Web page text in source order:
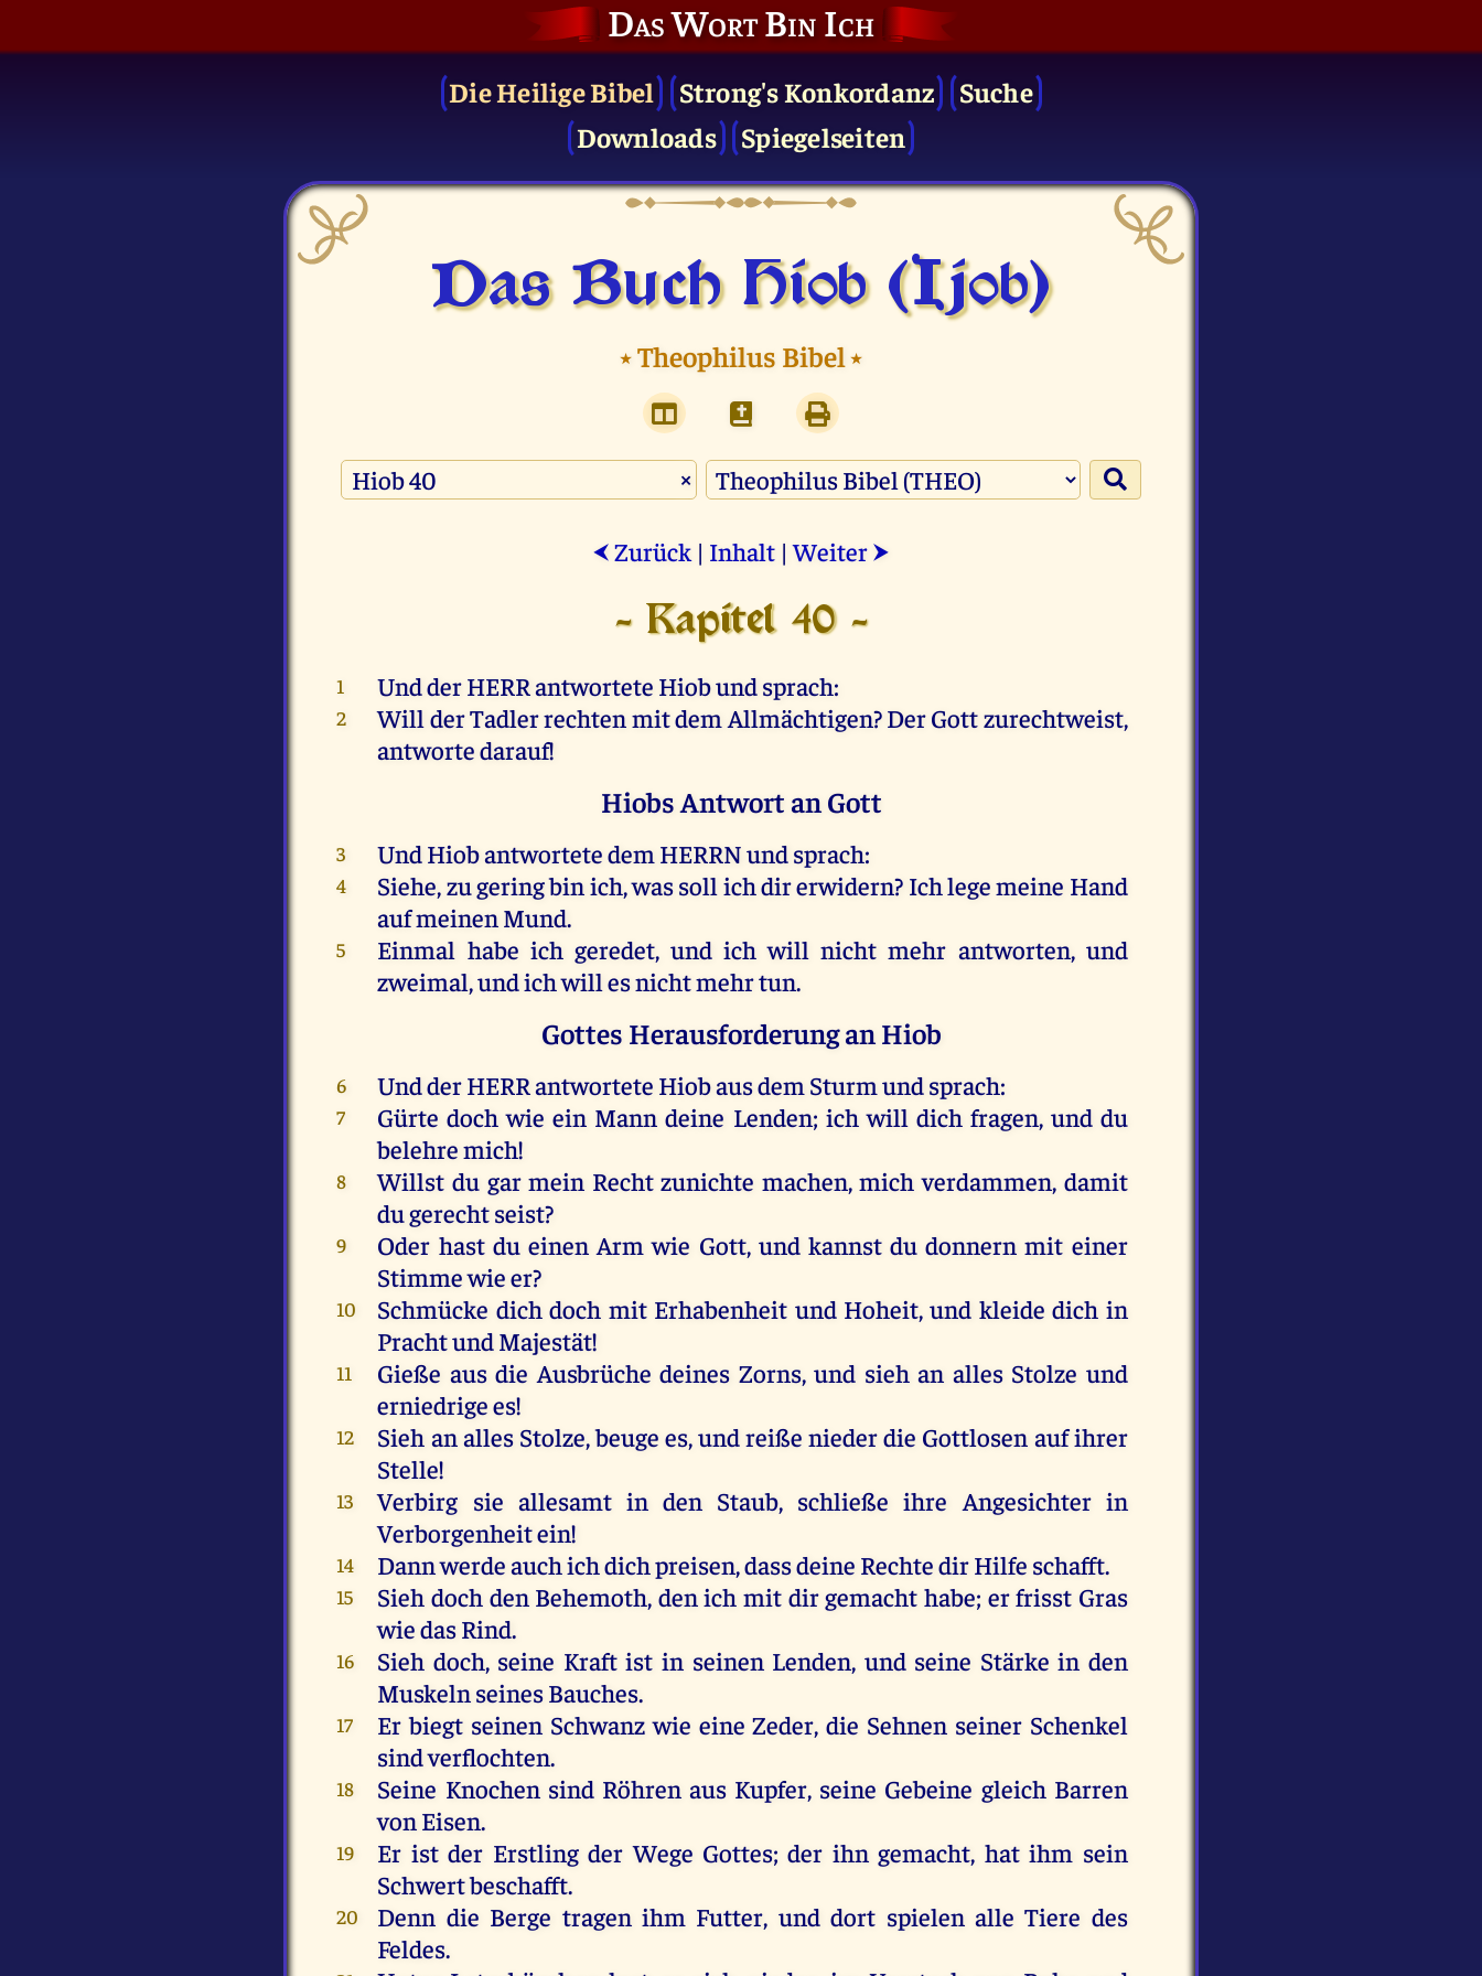
Das Wort Bin Ich
Die Heilige Bibel Strong's Konkordanz
Suche
Downloads
Spiegelseiten
Das Buch Hiob (Ijob)
⭑Theophilus Bibel⭑
×
⮜ Zurück | Inhalt |Weiter ⮞
- Kapitel 40 -
1 UndderHERRantwortete Hiobund sprach:
2 Will derTadlerrechten mitdem Allmächtigen?DerGottzurechtweist,
antwortedarauf!
Hiobs Antwort an Gott
3 Und Hiobantwortetedem HERRNund sprach:
4 Siehe,zu geringbin ich,wassoll ichdirerwidern? Ichlegemeine Hand
aufmeinen Mund.
5 Einmal habe ich geredet, und ich will nicht mehr antworten, und
zweimal,undichwill esnichtmehrtun.
Gottes Herausforderung an Hiob
6 UndderHERRantwortete Hiobausdem Sturm und sprach:
7 Gürte doch wie ein Mann deine Lenden; ich will dich fragen, und du
belehremich!
8 Willst du gar mein Recht zunichte machen,mich verdammen, damit
du gerechtseist?
9 Oder hast du einen Arm wie Gott, und kannst du donnern mit einer
Stimmewieer?
10 Schmücke dich doch mitErhabenheit und Hoheit,und kleide dich in
Prachtund Majestät!
11 Gieße aus die Ausbrüchedeines Zorns,und sieh an alles Stolze und
erniedrigees!
12 Sieh an alles Stolze, beuge es,und reiße niederdie Gottlosen aufihrer
Stelle!
13 Verbirg sie allesamt in den Staub, schließe ihre Angesichter in
Verborgenheitein!
14 Dannwerdeauchichdichpreisen, dassdeine RechtedirHilfe schafft.
15 Sieh doch den Behemoth, den ich mit dirgemacht habe; erfrisst Gras
wiedasRind.
16 Sieh doch, seine Kraft ist in seinen Lenden, und seine Stärke in den
Muskeln seinesBauches.
17 Er biegt seinen Schwanz wie eine Zeder,die Sehnen seiner Schenkel
sindverflochten.
18 Seine Knochen sind Röhren ausKupfer, seine Gebeine gleich Barren
von Eisen.
19 Er ist der Erstling der Wege Gottes;der ihn gemacht, hat ihm sein
Schwertbeschafft.
20 Denn die Berge tragen ihm Futter, und dort spielen alle Tiere des
Feldes.